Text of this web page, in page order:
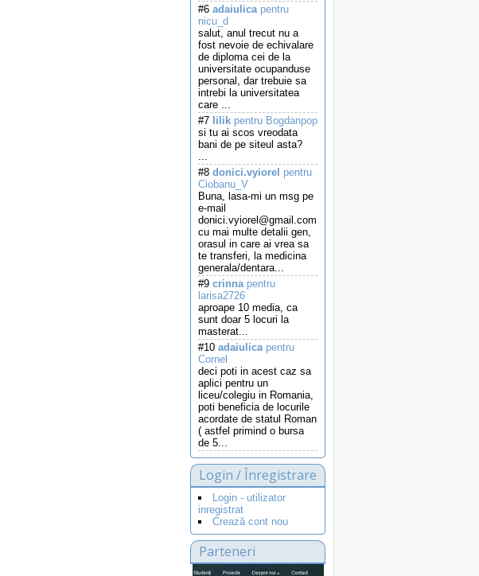
#6 adaiulicapentru
nicu_d
salut, anul trecut nu a
fost nevoie de echivalare
de diploma cei de la
universitate ocupanduse
personal, dar trebuie sa
intrebi la universitatea
care ...
#7 lilik pentru Bogdanpop
si tu ai scos vreodata
bani de pe siteul asta?
...
#8 donici.vyiorel pentru
Ciobanu_V
Buna, lasa-mi un msg pe
e-mail
donici.vyiorel@gmail.com
cu mai multe detalii gen,
orasul in care ai vrea sa
te transferi, la medicina
generala/dentara...
#9 crinnapentru
larisa2726
aproape 10 media, ca
sunt doar 5 locuri la
masterat...
#10 adaiulicapentru
Cornel
deci poti in acest caz sa
aplici pentru un
liceu/colegiu in Romania,
poti beneficia de locurile
acordate de statul Roman
( astfel primind o bursa
de 5...
Login / Înregistrare
Login - utilizator
inregistrat
Crează cont nou
Parteneri